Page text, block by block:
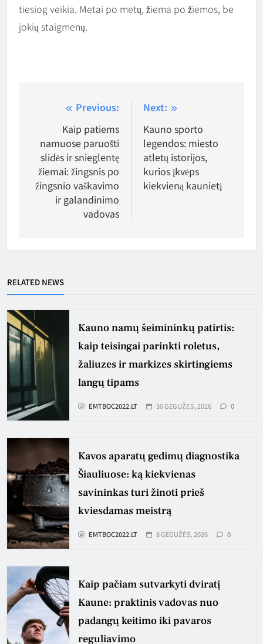
tiesiog veikia. Metai po metų, žiema po žiemos, be
jokių staigmenų.
Navigacija
įrašų
Previous:
Kaip patiems
namuose paruošti
slidės ir snieglentę
žiemai: žingsnis po
žingsnio vaškavimo
ir galandinimo
vadovas
Next:
Kauno sporto
legendos: miesto
atletų istorijos,
kurios įkvėps
kiekvieną kaunietį
RELATED NEWS
Kauno namų šeimininkų patirtis:
kaip teisingai parinkti roletus,
žaliuzes ir markizes skirtingiems
langų tipams
EMTBOC2022.LT 30 GEGUŽĖS, 2026 0
Kavos aparatų gedimų diagnostika
Šiauliuose: ką kiekvienas
savininkas turi žinoti prieš
kviesdamas meistrą
EMTBOC2022.LT 8 GEGUŽĖS, 2026 0
Kaip pačiam sutvarkyti dviratį
Kaune: praktinis vadovas nuo
padangų keitimo iki pavaros
reguliavimo